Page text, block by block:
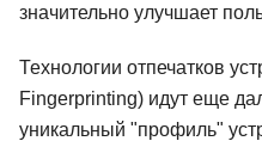
значительно улучшает
Технологии отпечатков
Fingerprinting) идут еще
уникальный "профиль"